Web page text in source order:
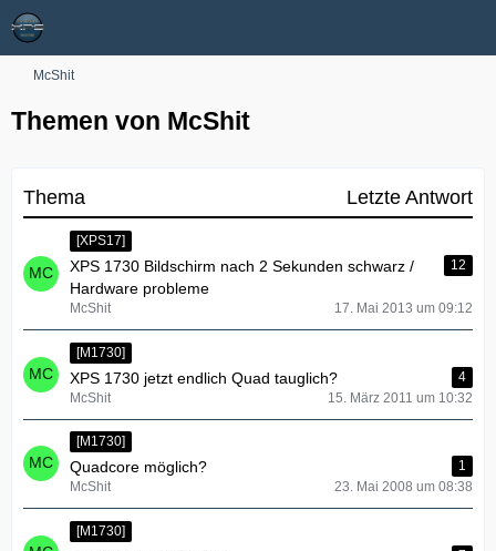
McShit
Themen von McShit
Thema Letzte Antwort
[XPS17]
XPS 1730 Bildschirm nach 2 Sekunden schwarz /
Hardware probleme
12
McShit 17. Mai 2013 um 09:12
[M1730]
XPS 1730 jetzt endlich Quad tauglich?
4
McShit
15. März 2011 um 10:32
[M1730]
Quadcore möglich?
1
McShit
23. Mai 2008 um 08:38
[M1730]